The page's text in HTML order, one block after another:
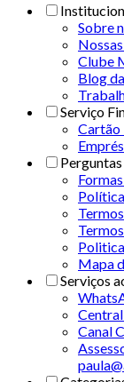
Sobre
Clube
Blog
Serviço
Cartão
Mapa
Serviços
Canal